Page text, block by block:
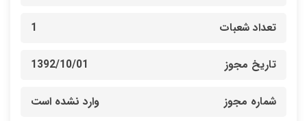
تعداد شعبات 1
تاریخ مجوز 1392/10/01
شماره مجوز وارد نشده است